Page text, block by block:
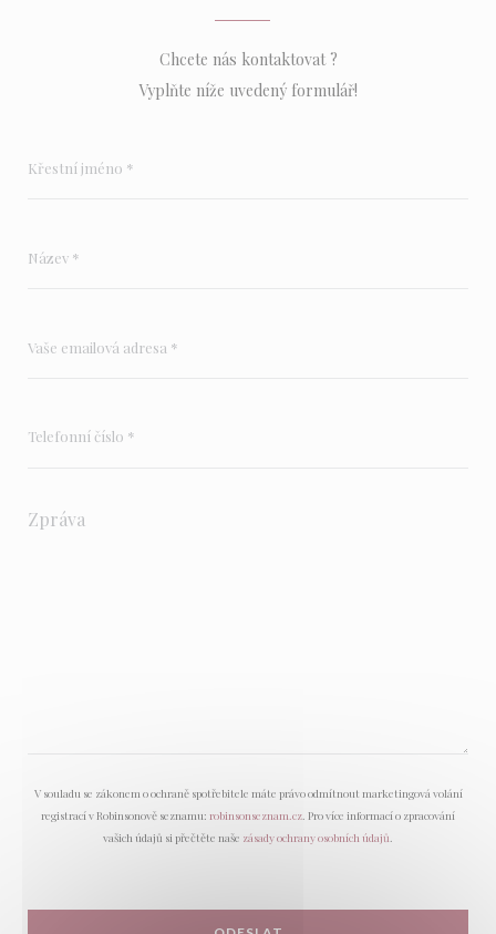
Chcete nás kontaktovat ?
Vyplňte níže uvedený formulář!
V souladu se zákonem o ochraně spotřebitele máte právo odmítnout marketingová volání
registrací v Robinsonově seznamu: robinsonseznam.cz . Pro více informací o zpracování
vašich údajů si přečtěte naše zásady ochrany osobních údajů